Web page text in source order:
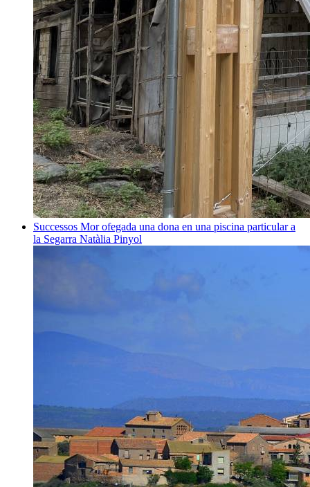
Successos Mor ofegada una dona en una piscina particular a
la Segarra Natàlia Pinyol